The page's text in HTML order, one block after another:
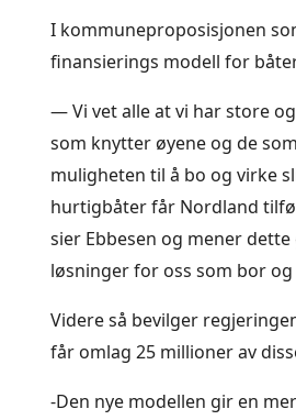
I kommuneproposisjonen
finansierings modell for
— Vi vet alle at vi har store
som knytter øyene og de
muligheten til å bo og virke
hurtigbåter får Nordland
sier Ebbesen og mener
løsninger for oss som bor
Videre så bevilger
får omlag 25 millioner av
-Den nye modellen gir en